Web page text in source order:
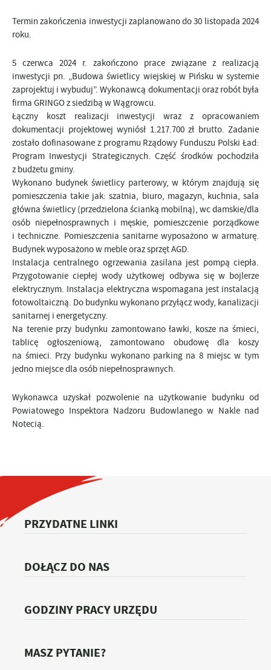
Termin zakończenia inwestycji zaplanowano do 30 listopada 2024
roku.
5 czerwca 2024 r. zakończono prace związane z realizacją
inwestycji pn. „Budowa świetlicy wiejskiej w Pińsku w systemie
zaprojektuj i wybuduj”. Wykonawcą dokumentacji oraz robót była
firma GRINGO z siedzibą w Wągrowcu.
Łączny koszt realizacji inwestycji wraz z opracowaniem
dokumentacji projektowej wyniósł 1.217.700 zł brutto. Zadanie
zostało dofinasowane z programu Rządowy Funduszu Polski Ład:
Program Inwestycji Strategicznych. Część środków pochodziła
z budżetu gminy.
Wykonano budynek świetlicy parterowy, w którym znajdują się
pomieszczenia takie jak: szatnia, biuro, magazyn, kuchnia, sala
główna świetlicy (przedzielona ścianką mobilną), wc damskie/dla
osób niepełnosprawnych i męskie, pomieszczenie porządkowe
i techniczne. Pomieszczenia sanitarne wyposażono w armaturę.
Budynek wyposażono w meble oraz sprzęt AGD.
Instalacja centralnego ogrzewania zasilana jest pompą ciepła.
Przygotowanie ciepłej wody użytkowej odbywa się w bojlerze
elektrycznym. Instalacja elektryczna wspomagana jest instalacją
fotowoltaiczną. Do budynku wykonano przyłącz wody, kanalizacji
sanitarnej i energetyczny.
Na terenie przy budynku zamontowano ławki, kosze na śmieci,
tablicę ogłoszeniową, zamontowano obudowę dla koszy
na śmieci. Przy budynku wykonano parking na 8 miejsc w tym
jedno miejsce dla osób niepełnosprawnych.
Wykonawca uzyskał pozwolenie na użytkowanie budynku od
Powiatowego Inspektora Nadzoru Budowlanego w Nakle nad
Notecią.
PRZYDATNE LINKI
DOŁĄCZ DO NAS
GODZINY PRACY URZĘDU
MASZ PYTANIE?